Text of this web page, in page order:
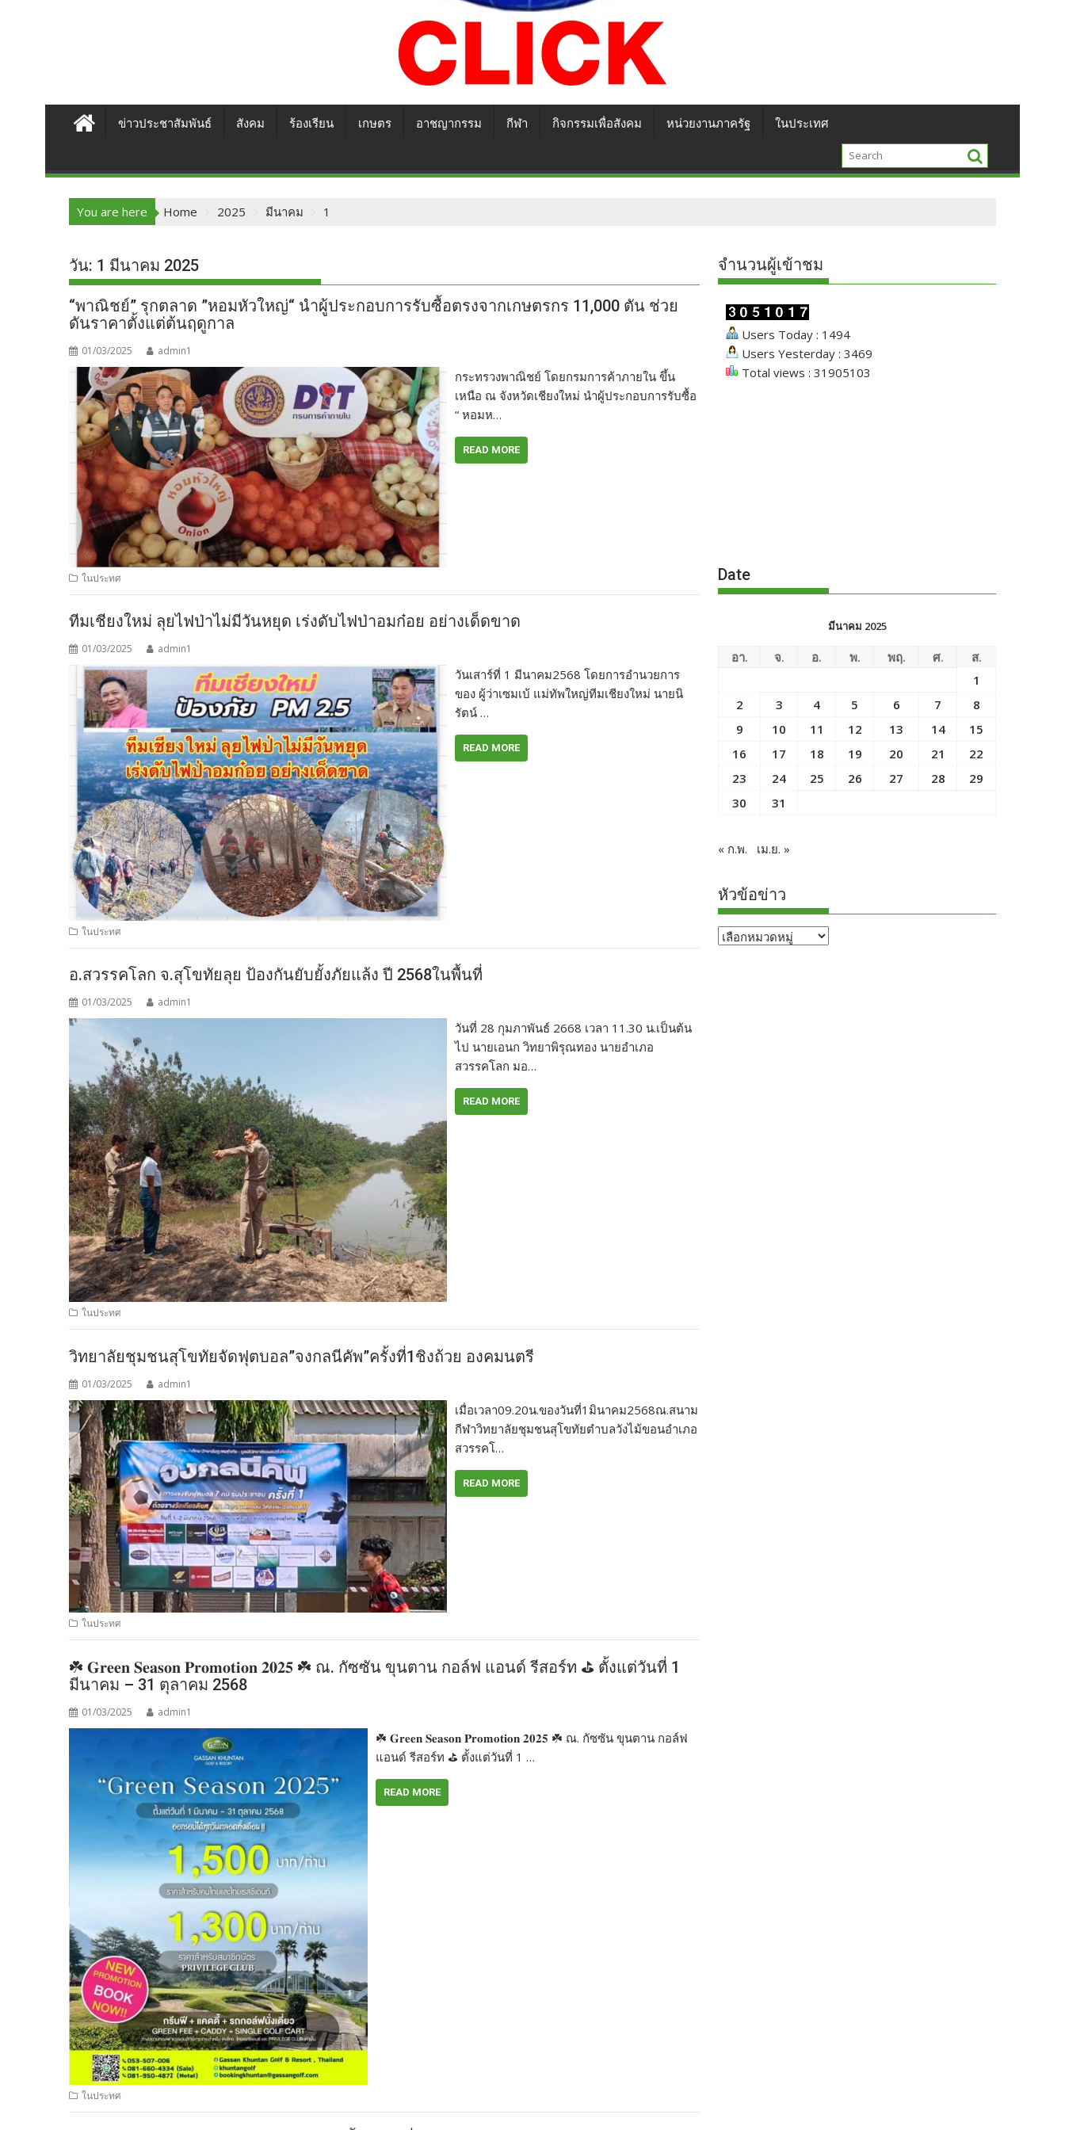
ข่าวประชาสัมพันธ์ สังคม ร้องเรียน เกษตร อาชญากรรม กีฬา กิจกรรมเพื่อสังคม หน่วยงานภาครัฐ ในประเทศ
You are here Home 2025 มีนาคม 1
วัน: 1 มีนาคม 2025
“พาณิชย์” รุกตลาด ”หอมหัวใหญ่“ นำผู้ประกอบการรับซื้อตรงจากเกษตรกร 11,000 ตัน ช่วย
ดันราคาตั้งแต่ต้นฤดูกาล
01/03/2025 admin1
กระทรวงพาณิชย์ โดยกรมการค้าภายใน ขึ้น
เหนือ ณ จังหวัดเชียงใหม่ นำผู้ประกอบการรับซื้อ
“ หอมห…
READ MORE
ในประทศ
ทีมเชียงใหม่ ลุยไฟป่าไม่มีวันหยุด เร่งดับไฟป่าอมก๋อย อย่างเด็ดขาด
01/03/2025 admin1
วันเสาร์ที่ 1 มีนาคม2568 โดยการอำนวยการ
ของ ผู้ว่าเซมเบ้ แม่ทัพใหญ่ทีมเชียงใหม่ นายนิ
รัตน์ …
READ MORE
ในประทศ
อ.สวรรคโลก จ.สุโขทัยลุย ป้องกันยับยั้งภัยแล้ง ปี 2568ในพื้นที่
01/03/2025 admin1
วันที่ 28 กุมภาพันธ์ 2668 เวลา 11.30 น.เป็นต้น
ไป นายเอนก วิทยาพิรุณทอง นายอำเภอ
สวรรคโลก มอ…
READ MORE
ในประทศ
วิทยาลัยชุมชนสุโขทัยจัดฟุตบอล”จงกลนีคัพ”ครั้งที่1ชิงถ้วย องคมนตรี
01/03/2025 admin1
เมื่อเวลา09.20น.ของวันที่1มินาคม2568ณ.สนาม
กีฬาวิทยาลัยชุมชนสุโขทัยตำบลวังไม้ขอนอำเภอ
สวรรคโ…
READ MORE
ในประทศ
☘️ 𝐆𝐫𝐞𝐞𝐧 𝐒𝐞𝐚𝐬𝐨𝐧 𝐏𝐫𝐨𝐦𝐨𝐭𝐢𝐨𝐧 𝟐𝟎𝟐𝟓 ☘️ ณ. กัซซัน ขุนตาน กอล์ฟ แอนด์ รีสอร์ท ⛳️ ตั้งแต่วันที่ 1
มีนาคม – 31 ตุลาคม 2568
01/03/2025 admin1
☘️ 𝐆𝐫𝐞𝐞𝐧 𝐒𝐞𝐚𝐬𝐨𝐧 𝐏𝐫𝐨𝐦𝐨𝐭𝐢𝐨𝐧 𝟐𝟎𝟐𝟓 ☘️ ณ. กัซซัน ขุนตาน กอล์ฟ
แอนด์ รีสอร์ท ⛳️ ตั้งแต่วันที่ 1 …
READ MORE
ในประทศ
จำนวนผู้เข้าชม
Users Today : 1494
Users Yesterday : 3469
Total views : 31905103
Date
มีนาคม 2025
อา. จ. อ. พ. พฤ. ศ.
ส.
1
2
3 4 5 6 7
8
9
10 11 12 13 14
15
16
17 18 19 20 21
22
23
24 25 26 27 28
29
30
31
« ก.พ. เม.ย. »
หัวข้อข่าว
หัวข้อ